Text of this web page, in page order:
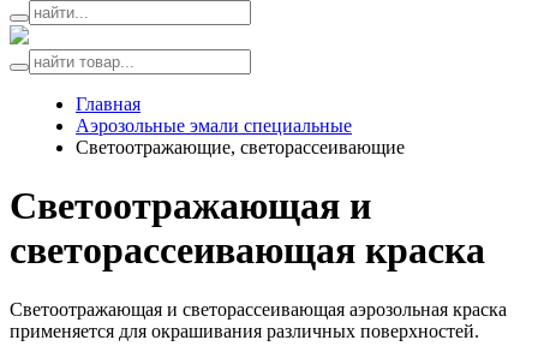
Главная
Аэрозольные эмали специальные
Светоотражающие, светорассеивающие
Светоотражающая и
светорассеивающая краска
Светоотражающая и светорассеивающая аэрозольная краска
применяется для окрашивания различных поверхностей.